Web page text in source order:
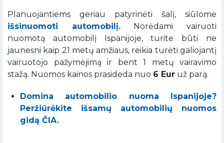
Planuojantiems geriau patyrinėti šalį, siūlome
išsinuomoti automobilį.Norėdami vairuoti
nuomotą automobilį Ispanijoje, turite būti ne
jaunesni kaip 21 metų amžiaus, reikia turėti galiojantį
vairuotojo pažymėjimą ir bent 1 metų vairavimo
stažą. Nuomos kainos prasideda nuo 6 Eur už parą.
Domina automobilio nuoma Ispanijoje?
Peržiūrėkite išsamų automobilių nuomos
gidą ČIA.